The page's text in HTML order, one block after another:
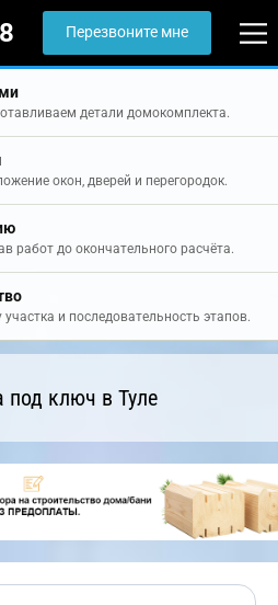
Перезвоните мне
детали домокомплекта.
окон, дверей и перегородок.
работ до окончательного расчёта.
и последовательность этапов.
ключ в Туле